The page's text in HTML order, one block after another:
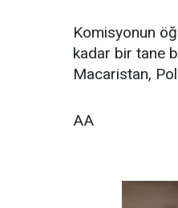
Komisyonun
kadar bir tane
Macaristan,
AA